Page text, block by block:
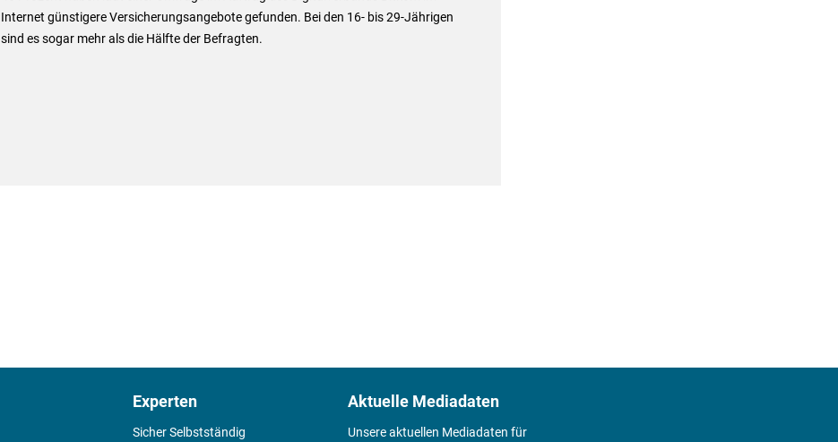
Internet günstigere Versicherungsangebote gefunden. Bei den 16- bis 29-Jährigen
sind es sogar mehr als die Hälfte der Befragten.
Experten
Sicher Selbstständig
Aktuelle Mediadaten
Unsere aktuellen Mediadaten für